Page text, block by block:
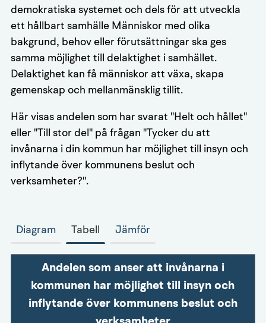
demokratiska systemet och dels för att utveckla
ett hållbart samhälle Människor med olika
bakgrund, behov eller förutsättningar ska ges
samma möjlighet till delaktighet i samhället.
Delaktighet kan få människor att växa, skapa
gemenskap och mellanmänsklig tillit.
Här visas andelen som har svarat "Helt och hållet"
eller "Till stor del" på frågan "Tycker du att
invånarna i din kommun har möjlighet till insyn och
inflytande över kommunens beslut och
verksamheter?".
Diagram Tabell Jämför
Andelen som anser att invånarna i
kommunen har möjlighet till insyn och
inflytande över kommunens beslut och